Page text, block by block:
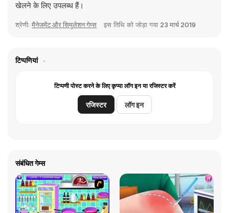
खेलने के लिए उपलब्ध हैं।
श्रेणी: मैनेजमेंट और सिमुलेशन गेम्स इस तिथि को जोड़ा गया 23 मार्च 2019
टिप्पणियां
टिप्पणी पोस्ट करने के लिए कृप्या लॉग इन या रजिस्टर करें
रजिस्टर लॉग इन
संबंधित गेम्स